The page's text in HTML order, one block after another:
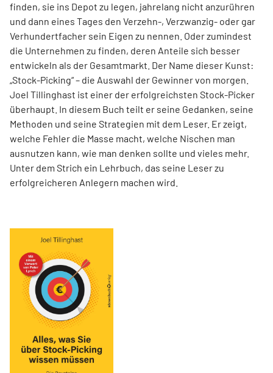
finden, sie ins Depot zu legen, jahrelang nicht anzurühren
und dann eines Tages den Verzehn-, Verzwanzig- oder gar
Verhundertfacher sein Eigen zu nennen. Oder zumindest
die Unternehmen zu finden, deren Anteile sich besser
entwickeln als der Gesamtmarkt. Der Name dieser Kunst:
„Stock-Picking“ – die Auswahl der Gewinner von morgen.
Joel Tillinghast ist einer der erfolgreichsten Stock-Picker
überhaupt. In diesem Buch teilt er seine Gedanken, seine
Methoden und seine Strategien mit dem Leser. Er zeigt,
welche Fehler die Masse macht, welche Nischen man
ausnutzen kann, wie man denken sollte und vieles mehr.
Unter dem Strich ein Lehrbuch, das seine Leser zu
erfolgreicheren Anlegern machen wird.